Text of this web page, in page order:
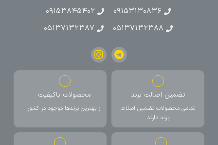
۰۹۱۵۳۱۳۰۸۳۶
۰۹۱۵۳۸۴۵۴۰۲
۰۵۱۳۷۱۳۲۳۸۸
۰۵۱۳۷۱۳۲۳۸۷
تضمین اصالت برند
تمامی محصولات تضمین اصلات
برند دارند
محصولات باکیفیت
از بهترین برندها موجود در کشور